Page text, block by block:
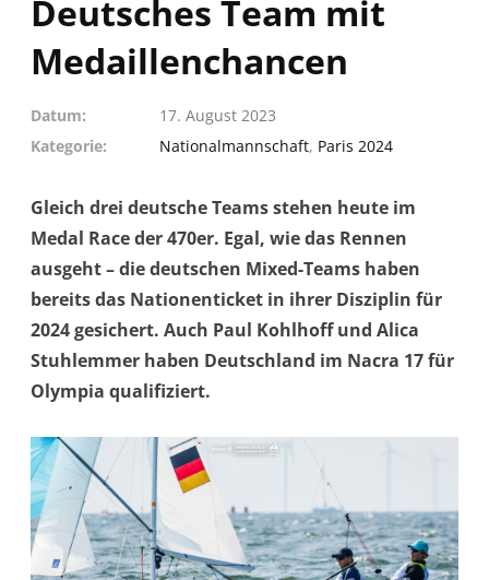
Deutsches Team mit
Medaillenchancen
Datum
17. August 2023
Kategorie
Nationalmannschaft, Paris 2024
Gleich drei deutsche Teams stehen heute im
Medal Race der 470er. Egal, wie das Rennen
ausgeht – die deutschen Mixed-Teams haben
bereits das Nationenticket in ihrer Disziplin für
2024 gesichert. Auch Paul Kohlhoff und Alica
Stuhlemmer haben Deutschland im Nacra 17 für
Olympia qualifiziert.